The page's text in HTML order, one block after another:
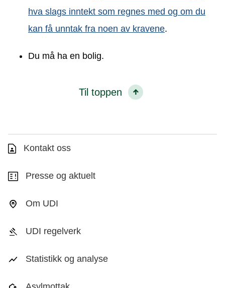
hva slags inntekt som regnes med og om du
kan få unntak fra noen av kravene.
Du må ha en bolig.
Til toppen
Kontakt oss
Presse og aktuelt
Om UDI
UDI regelverk
Statistikk og analyse